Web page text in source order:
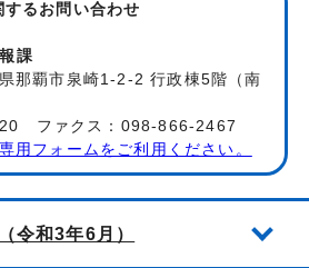
する お問い合わせ
課
覇市泉崎1-2-2 行政棟5階（南
ファクス：098-866-2467
用フォームをご利用ください。
令和3年6月）